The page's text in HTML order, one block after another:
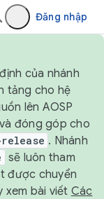
Đăng nhập
của nhánh
tảng cho hệ
lên AOSP
đóng góp cho
. Nhánh
sẽ luôn tham
được chuyển
xem bài viết Các